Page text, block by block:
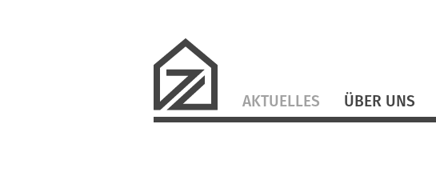
überspringen
AKTUELLES ÜBER UNS